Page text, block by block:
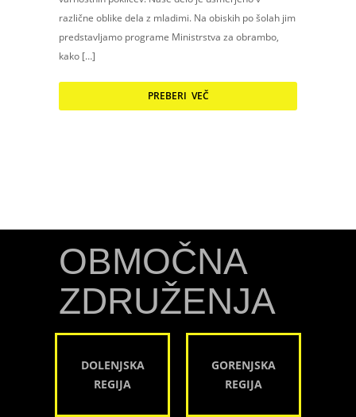
različne oblike dela z mladimi. Na obiskih po šolah jim
predstavljamo programe Ministrstva za obrambo,
kako […]
PREBERI VEČ
OBMOČNA
ZDRUŽENJA
DOLENJSKA
REGIJA
GORENJSKA
REGIJA